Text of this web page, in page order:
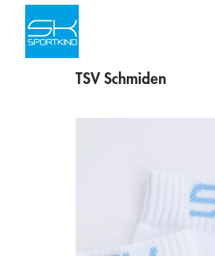
Skip to content
TSV Schmiden